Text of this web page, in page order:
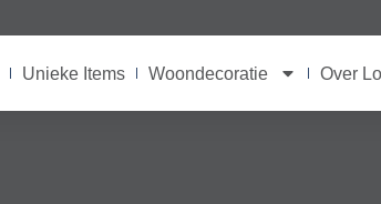
Unieke Items Woondecoratie Over